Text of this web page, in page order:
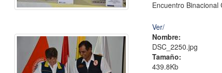
Encuentro Binacional
Ver/
Nombre:
DSC_2250.jpg
Tamaño:
439.8Kb